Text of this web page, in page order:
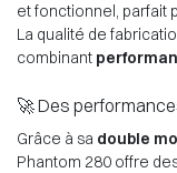
et fonctionnel, parfait
La qualité de
combinant
🚀 Des
Grâce à sa double
Phantom 280 offre